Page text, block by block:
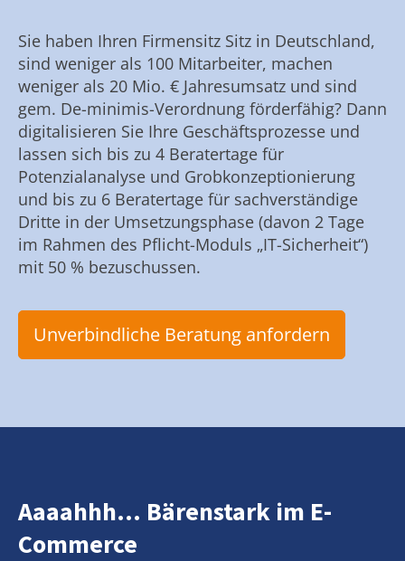
Sie haben Ihren Firmensitz Sitz in Deutschland,
sind weniger als 100 Mitarbeiter, machen
weniger als 20 Mio. € Jahresumsatz und sind
gem. De-minimis-Verordnung förderfähig? Dann
digitalisieren Sie Ihre Geschäftsprozesse und
lassen sich bis zu 4 Beratertage für
Potenzialanalyse und Grobkonzeptionierung
und bis zu 6 Beratertage für sachverständige
Dritte in der Umsetzungsphase (davon 2 Tage
im Rahmen des Pflicht-Moduls „IT-Sicherheit“)
mit 50 % bezuschussen.
Unverbindliche Beratung anfordern
Aaaahhh... Bärenstark im E-
Commerce